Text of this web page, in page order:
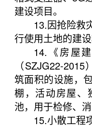
建设项目。
13.因抢险救灾
行使用土地的建设
14.《房屋建
（SZJG22-
筑面积的设施，
棚，活动房屋、
池，用于检修、
15.小散工程项